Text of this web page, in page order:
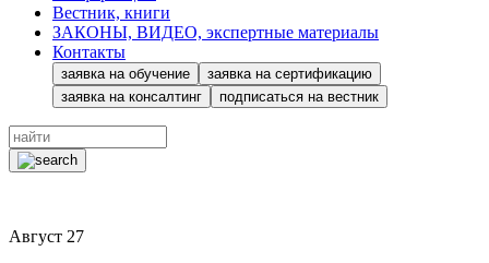
Вестник, книги
ЗАКОНЫ, ВИДЕО, экспертные материалы
Контакты
заявка на обучение
заявка на сертификацию
заявка на консалтинг
подписаться на вестник
Август 27